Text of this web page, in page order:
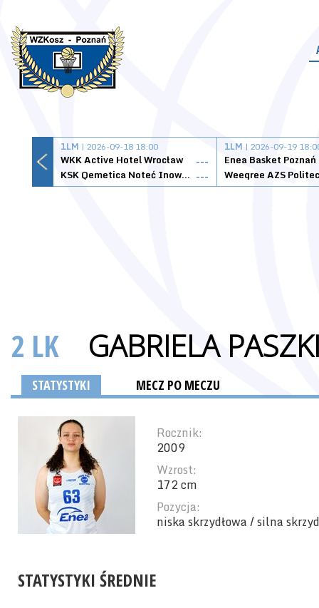
1LM | 2026-09-18 18:00
WKK Active Hotel Wrocław
---
KSK Qemetica Noteć Inowrocław ---
1LM | 2026-09-19
Enea Basket Poznań
2 LK GABRIELA
STATYSTYKI MECZ PO MECZU
Rocznik:
2009
Wzrost:
172 cm
Pozycja:
niska skrzydłowa / silna
STATYSTYKI ŚREDNIE